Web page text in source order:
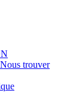
trouver